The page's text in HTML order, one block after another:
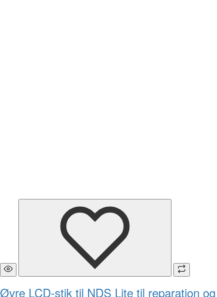
Øvre LCD-stik til NDS Lite til reparation og